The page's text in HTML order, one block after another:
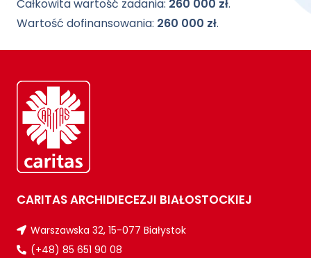
Całkowita wartość zadania: 260 000 zł.
Wartość dofinansowania: 260 000 zł.
CARITAS ARCHIDIECEZJI BIAŁOSTOCKIEJ
Warszawska 32, 15-077 Białystok
(+48) 85 651 90 08